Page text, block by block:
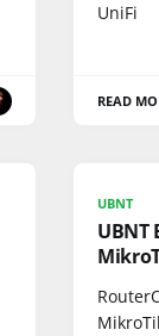
UniFi
READ
UBNT
UBNT